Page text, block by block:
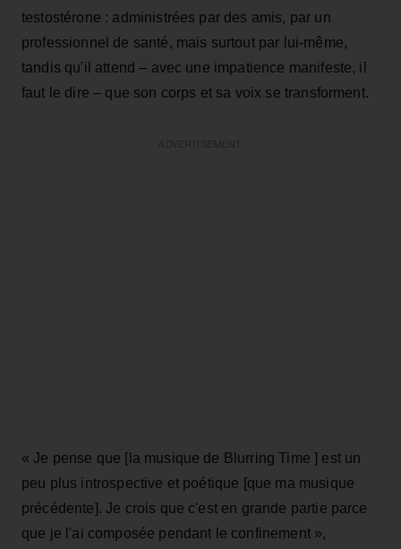
testostérone : administrées par des amis, par un
professionnel de santé, mais surtout par lui-même,
tandis qu'il attend – avec une impatience manifeste, il
faut le dire – que son corps et sa voix se transforment.
« Je pense que [la musique de Blurring Time ] est un
peu plus introspective et poétique [que ma musique
précédente]. Je crois que c'est en grande partie parce
que je l'ai composée pendant le confinement »,